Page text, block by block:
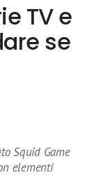
TV e
se
Squid Game
elementi